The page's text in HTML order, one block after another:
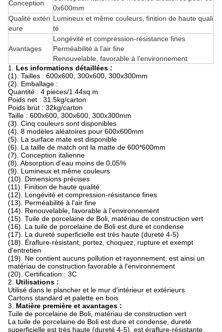
Conception
0x600mm
Qualité extéri
eure
Lumineux et même couleurs, finition de haute quali
té
Avantages
Longévité et compression-résistance fines
Perméabilité à l'air fine
Renouvelable, favorable à l'environnement
1. Les informations détaillées :
(1). Tailles : 600x600, 300x600, 300x300mm
(2). Emballage :
Quantité : 4 pieces/1.44sq.m
Poids net : 31.5kg/carton
Poids brut : 32kg/carton
Taille : 600x600, 300x600, 300x300mm
(3). Cinq couleurs sont disponibles
(4). 8 modèles aléatoires pour 600x600mm
(5). La surface mate est disponible
(6). La taille de match ont la matte de 600*600mm
(7). Conception italienne
(8). Absorption d'eau moins de 0,05%
(9). Lumineux et même couleurs
(10). Dimensions précises
(11). Finition de haute qualité
(12). Longévité et compression-résistance fines
(13). Perméabilité à l'air fine
(14). Renouvelable, favorable à l'environnement
(15). Tuile de porcelaine de Boli, matériau de construction vert
(16). La tuile de porcelaine de Boli est dure et condense
(17). La dureté superficielle est très haute (dureté 4-5)
(18). Éraflure-résistant, portez, choquez, rupture et exempt
d'entretien
(19). Ne contient aucuns pollution et rayonnement, est ainsi un
matériau de construction favorable à l'environnement
(20). Certification : 3C
2. Utilisations :
Utilisé dans le plancher et le mur d'intérieur et extérieurs
Cartons standard et palette en bois
3. Matière première et avantages :
Tuile de porcelaine de Boli, matériau de construction vert
La tuile de porcelaine de Boli est dure et condense, dureté
superficielle est très haute (dureté 4-5), est éraflure-résistante,